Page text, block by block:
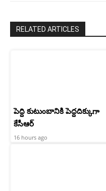
RELATED ARTICLES
పెద్ది కుటుంబానికి పెద్దదిక్కుగా
కేసీఆర్
16 hours ago